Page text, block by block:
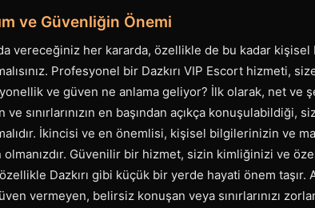
ve Güvenliğin Önemi
vereceğiniz her kararda, özellikle de bu kadar
Profesyonel bir Dazkırı VIP Escort hizmeti,
ve güven ne anlama geliyor? İlk olarak, net ve
sınırlarınızın en başından açıkça konuşulabildiği,
İkincisi ve en önemlisi, kişisel bilgilerinizin ve
Güvenilir bir hizmet, sizin kimliğinizi ve özel
Dazkırı gibi küçük bir yerde hayati önem taşır.
vermeyen, belirsiz konuşan veya sınırlarınızı